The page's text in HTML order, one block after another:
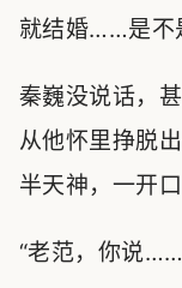
就结婚……是不
秦巍没说话，
从他怀里挣脱
半天神，一开
“老范，你说